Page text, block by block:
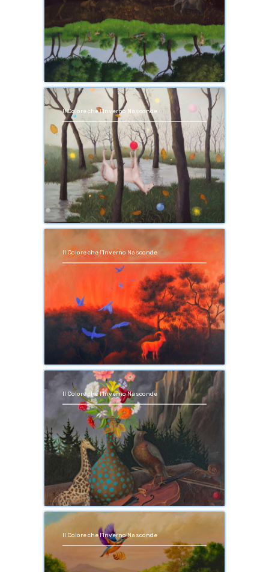
Il Colore che l'Inverno Nasconde
Il Colore che l'Inverno Nasconde
Il Colore che l'Inverno Nasconde
Il Colore che l'Inverno Nasconde